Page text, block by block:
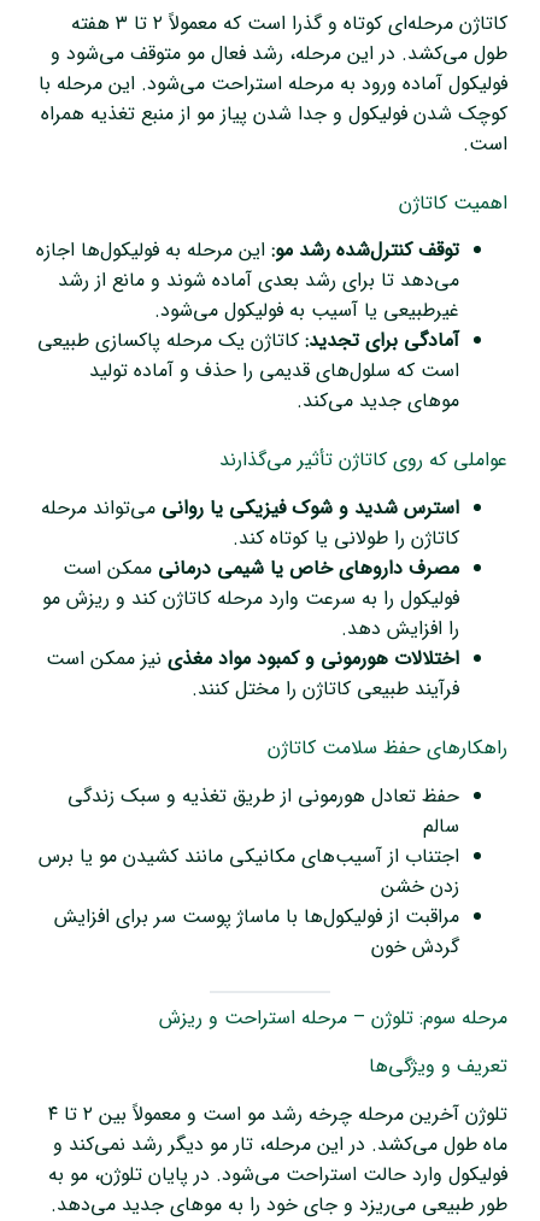
کاتاژن مرحله‌ای کوتاه و گذرا است که معمولاً ۲ تا ۳ هفته
طول می‌کشد. در این مرحله، رشد فعال مو متوقف می‌شود و
فولیکول آماده ورود به مرحله استراحت می‌شود. این مرحله با
کوچک شدن فولیکول و جدا شدن پیاز مو از منبع تغذیه همراه
است.
اهمیت کاتاژن
توقف کنترل‌شده رشد مو:این مرحله به فولیکول‌ها اجازه
می‌دهد تا برای رشد بعدی آماده شوند و مانع از رشد
غیرطبیعی یا آسیب به فولیکول می‌شود.
آمادگی برای تجدید:کاتاژن یک مرحله پاکسازی طبیعی
است که سلول‌های قدیمی را حذف و آماده تولید
موهای جدید می‌کند.
عواملی که روی کاتاژن تأثیر می‌گذارند
استرس شدید و شوک فیزیکی یا روانی می‌تواند مرحله
کاتاژن را طولانی یا کوتاه کند.
مصرف داروهای خاص یا شیمی درمانی ممکن است
فولیکول را به سرعت وارد مرحله کاتاژن کند و ریزش مو
را افزایش دهد.
اختلالات هورمونی و کمبود مواد مغذینیز ممکن است
فرآیند طبیعی کاتاژن را مختل کنند.
راهکارهای حفظ سلامت کاتاژن
حفظ تعادل هورمونی از طریق تغذیه و سبک زندگی
سالم
اجتناب از آسیب‌های مکانیکی مانند کشیدن مو یا برس
زدن خشن
مراقبت از فولیکول‌ها با ماساژ پوست سر برای افزایش
گردش خون
مرحله سوم: تلوژن – مرحله استراحت و ریزش
تعریف و ویژگی‌ها
تلوژن آخرین مرحله چرخه رشد مو است و معمولاً بین ۲ تا ۴
ماه طول می‌کشد. در این مرحله، تار مو دیگر رشد نمی‌کند و
فولیکول وارد حالت استراحت می‌شود. در پایان تلوژن، مو به
طور طبیعی می‌ریزد و جای خود را به موهای جدید می‌دهد.